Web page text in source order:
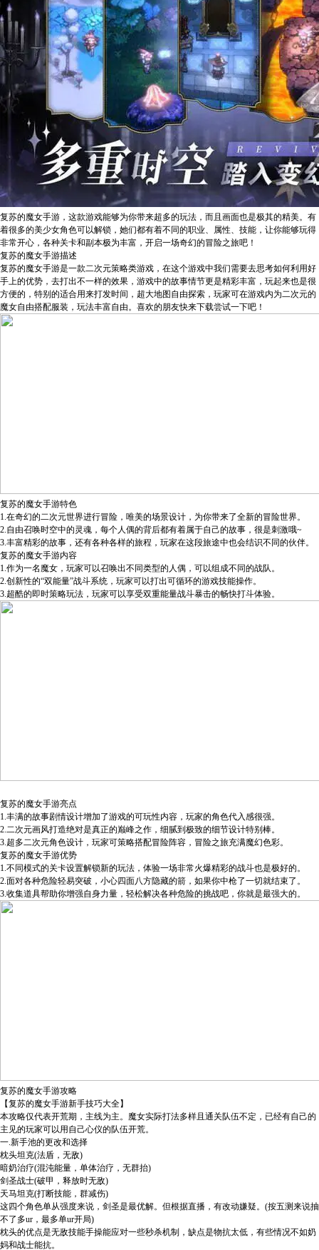
复苏的魔女手游，这款游戏能够为你带来超多的玩法，而且画面也是极其的精美。有
着很多的美少女角色可以解锁，她们都有着不同的职业、属性、技能，让你能够玩得
非常开心，各种关卡和副本极为丰富，开启一场奇幻的冒险之旅吧！
复苏的魔女手游描述
复苏的魔女手游是一款二次元策略类游戏，在这个游戏中我们需要去思考如何利用好
手上的优势，去打出不一样的效果，游戏中的故事情节更是精彩丰富，玩起来也是很
方便的，特别的适合用来打发时间，超大地图自由探索，玩家可在游戏内为二次元的
魔女自由搭配服装，玩法丰富自由。喜欢的朋友快来下载尝试一下吧！
复苏的魔女手游特色
1.在奇幻的二次元世界进行冒险，唯美的场景设计，为你带来了全新的冒险世界。
2.自由召唤时空中的灵魂，每个人偶的背后都有着属于自己的故事，很是刺激哦~
3.丰富精彩的故事，还有各种各样的旅程，玩家在这段旅途中也会结识不同的伙伴。
复苏的魔女手游内容
1.作为一名魔女，玩家可以召唤出不同类型的人偶，可以组成不同的战队。
2.创新性的“双能量”战斗系统，玩家可以打出可循环的游戏技能操作。
3.超酷的即时策略玩法，玩家可以享受双重能量战斗暴击的畅快打斗体验。
复苏的魔女手游亮点
1.丰满的故事剧情设计增加了游戏的可玩性内容，玩家的角色代入感很强。
2.二次元画风打造绝对是真正的巅峰之作，细腻到极致的细节设计特别棒。
3.超多二次元角色设计，玩家可策略搭配冒险阵容，冒险之旅充满魔幻色彩。
复苏的魔女手游优势
1.不同模式的关卡设置解锁新的玩法，体验一场非常火爆精彩的战斗也是极好的。
2.面对各种危险轻易突破，小心四面八方隐藏的箭，如果你中枪了一切就结束了。
3.收集道具帮助你增强自身力量，轻松解决各种危险的挑战吧，你就是最强大的。
复苏的魔女手游攻略
【复苏的魔女手游新手技巧大全】
本攻略仅代表开荒期，主线为主。魔女实际打法多样且通关队伍不定，已经有自己的
主见的玩家可以用自己心仪的队伍开荒。
一.新手池的更改和选择
枕头坦克(法盾，无敌)
暗奶治疗(混沌能量，单体治疗，无群抬)
剑圣战士(破甲，释放时无敌)
天马坦克(打断技能，群减伤)
这四个角色单从强度来说，剑圣是最优解。但根据直播，有改动嫌疑。(按五测来说抽
不了多ur，最多单ur开局)
枕头的优点是无敌技能手操能应对一些秒杀机制，缺点是物抗太低，有些情况不如奶
妈和战士能抗。